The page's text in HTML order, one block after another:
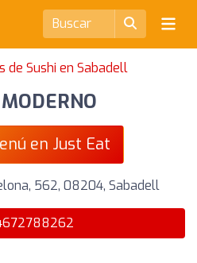
de Sushi en Sabadell
en Just Eat
562, 08204, Sabadell